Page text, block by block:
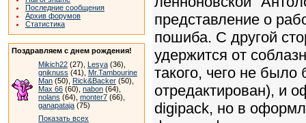
Последние сообщения
Архив форумов
Статистика
Поздравляем с днем рождения!
Mikich22 (27), Lesya (36),
gniknuss (41), Mr.Tambourine
Man (50), Rick&Backer (50),
Max 66 (60), nabon (64),
nolans (64), monter7 (66),
ganapataja (75)
Показать всех
представление о
пошиба. С другой
удержится от
такого, чего не было
отредактирован), и
digipack, но в